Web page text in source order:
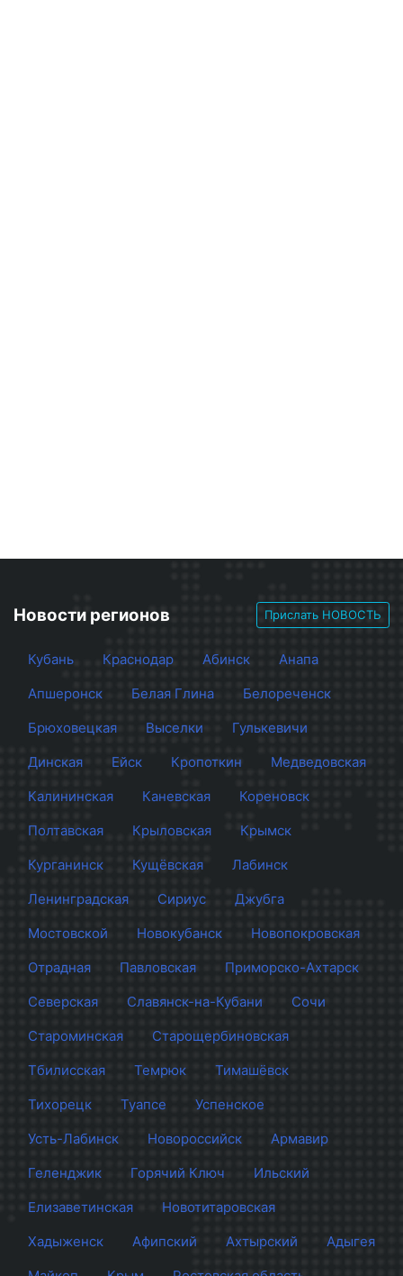
Новости регионов Прислать НОВОСТЬ
Кубань Краснодар Абинск
Анапа
Апшеронск
Белая Глина
Белореченск
Брюховецкая
Выселки
Гулькевичи
Динская
Ейск Кропоткин
Медведовская
Калининская
Каневская
Кореновск
Полтавская
Крыловская
Крымск
Курганинск
Кущёвская
Лабинск
Ленинградская
Сириус
Джубга
Мостовской
Новокубанск
Новопокровская
Отрадная
Павловская
Приморско-Ахтарск
Северская
Славянск-на-Кубани
Сочи
Староминская
Старощербиновская
Тбилисская
Темрюк
Тимашёвск
Тихорецк
Туапсе
Успенское
Усть-Лабинск
Новороссийск
Армавир
Геленджик
Горячий Ключ
Ильский
Елизаветинская
Новотитаровская
Хадыженск
Афипский Ахтырский
Адыгея